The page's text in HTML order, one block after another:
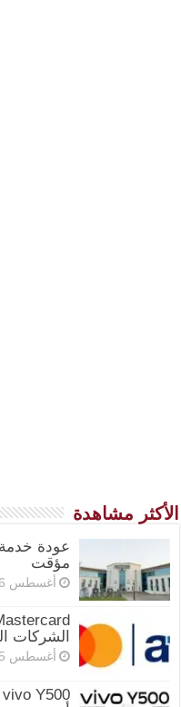
الأكثر مشاهدة
مؤقت
أغسطس 6, 2026
الشركات
أغسطس 5, 2026